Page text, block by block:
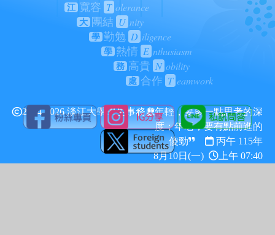
江 寬容 T olerance
大 團結 U nity
學 勤勉 D iligence
學 熱情 E nthusiasm
務 高貴 N obility
處 合作 T eamwork
2024-2026 淡江大學學生事務處年輕，要多一點思考的深
度；年老，要有點前進的
傻勁
丙午 115年
8月10日(一)
上午 07:40